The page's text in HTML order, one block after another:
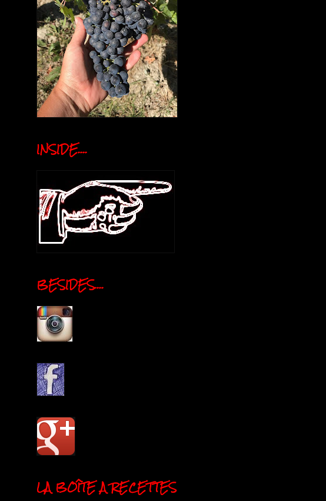
INSIDE....
BESIDES....
LA BOÎTE A RECETTES